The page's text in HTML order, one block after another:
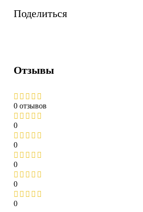
Поделиться
Отзывы
0 отзывов
0
0
0
0
0